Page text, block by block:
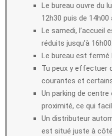
Le bureau ouvre du
12h30 puis de 14h00
Le samedi, l’accueil
réduits jusqu’à 16h00.
Le bureau est fermé
Tu peux y effectuer
courantes et
Un parking de
proximité, ce qui
Un distributeur
est situé juste à côté.